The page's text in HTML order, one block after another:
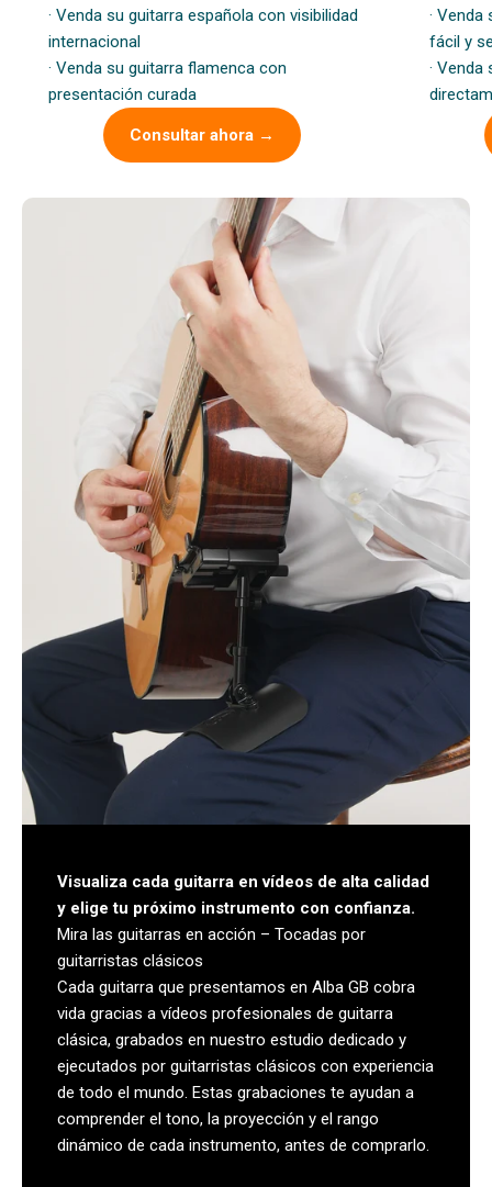
· Venda su guitarra española con visibilidad
internacional
· Venda su guitarra flamenca con
presentación curada
Consultar ahora →
·
fácil y
·
Visualiza cada guitarra en vídeos de alta calidad
y elige tu próximo instrumento con confianza.
Mira las guitarras en acción – Tocadas por
guitarristas clásicos
Cada guitarra que presentamos en Alba GB cobra
vida gracias a vídeos profesionales de guitarra
clásica, grabados en nuestro estudio dedicado y
ejecutados por guitarristas clásicos con experiencia
de todo el mundo. Estas grabaciones te ayudan a
comprender el tono, la proyección y el rango
dinámico de cada instrumento, antes de comprarlo.